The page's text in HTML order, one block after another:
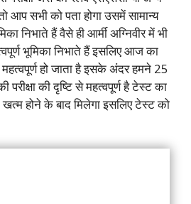
आप सभी को पता होगा उसमें सामान्य
निभाते हैं वैसे ही आर्मी अग्निवीर में भी
भूमिका निभाते हैं इसलिए आज का
हो जाता है इसके अंदर हमने 25
परीक्षा की दृष्टि से महत्वपूर्ण है टेस्ट का
होने के बाद मिलेगा इसलिए टेस्ट को